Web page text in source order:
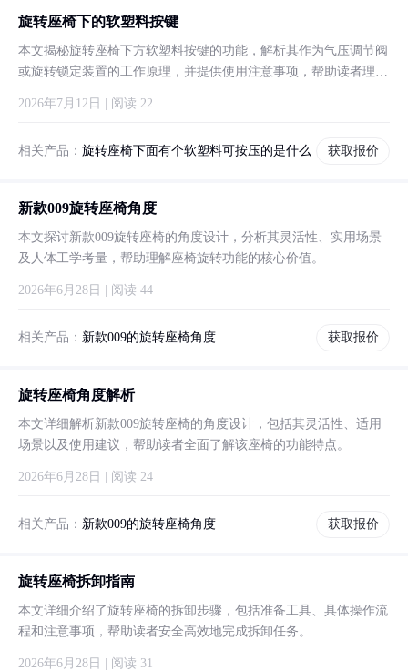
旋转座椅下的软塑料按键
本文揭秘旋转座椅下方软塑料按键的功能，解析其作为气压调节阀
或旋转锁定装置的工作原理，并提供使用注意事项，帮助读者理解
2026年7月12日 | 阅读 22
相关产品： 旋转座椅下面有个软塑料可按压的是什么 获取报价
新款009旋转座椅角度
本文探讨新款009旋转座椅的角度设计，分析其灵活性、实用场景
及人体工学考量，帮助理解座椅旋转功能的核心价值。
2026年6月28日 | 阅读 44
相关产品： 新款009的旋转座椅角度 获取报价
旋转座椅角度解析
本文详细解析新款009旋转座椅的角度设计，包括其灵活性、适用
场景以及使用建议，帮助读者全面了解该座椅的功能特点。
2026年6月28日 | 阅读 24
相关产品： 新款009的旋转座椅角度 获取报价
旋转座椅拆卸指南
本文详细介绍了旋转座椅的拆卸步骤，包括准备工具、具体操作流
程和注意事项，帮助读者安全高效地完成拆卸任务。
2026年6月28日 | 阅读 31